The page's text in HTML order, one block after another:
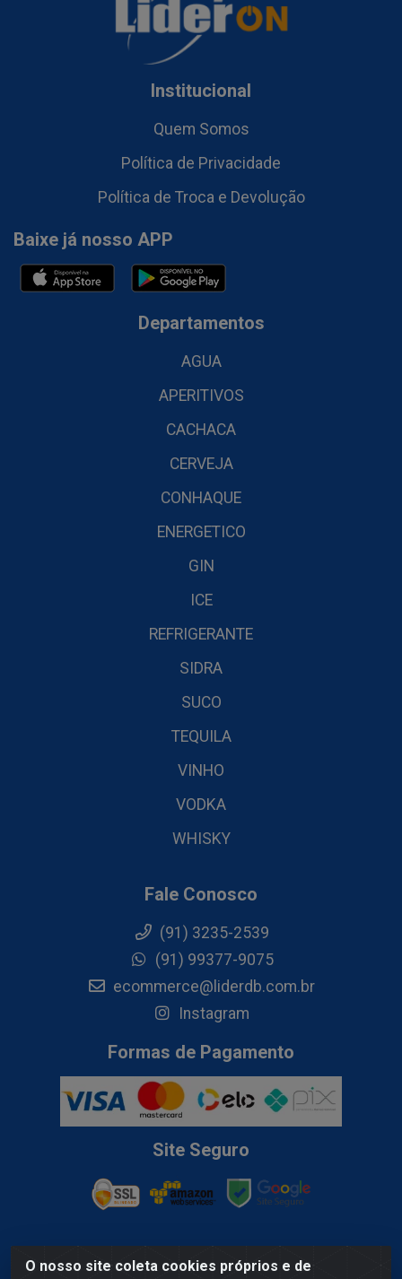
O nosso site coleta cookies próprios e de
Institucional
Quem Somos
Política de Privacidade
Política de Troca e Devolução
Baixe já nosso APP
Departamentos
AGUA
APERITIVOS
CACHACA
CERVEJA
CONHAQUE
ENERGETICO
GIN
ICE
REFRIGERANTE
SIDRA
SUCO
TEQUILA
VINHO
VODKA
WHISKY
Fale Conosco
(91) 3235-2539
(91) 99377-9075
ecommerce@liderdb.com.br
Instagram
Formas de Pagamento
Site Seguro